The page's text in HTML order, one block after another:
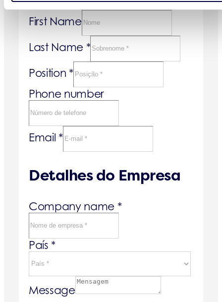
First Name
Last Name *
Position *
Phone number
Email *
Detalhes do Empresa
Company name *
País *
Message